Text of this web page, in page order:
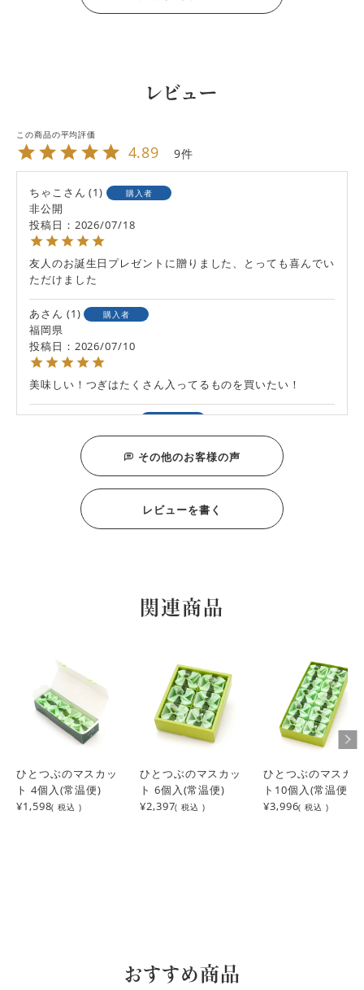
レビュー
4.89 9
ちゃこ 1 購入者
非公開
投稿日
2026/07/18
友人のお誕生日プレゼントに贈りました、とっても喜んでい
ただけました
あ 1 購入者
福岡県
投稿日
2026/07/10
美味しい！つぎはたくさん入ってるものを買いたい！
よーくんママ 1 購入者
2026/05/17
お値段は安くはないですが、マスカットと丁度良い甘さと薄
さの牛脂がマッチして、大変美味しいです。
包みも上品で、高級感が有ります。
1
非公開
投稿日
2023/09/08
久しぶりに食べたが やっぱりひとつぶのマスカットは美味
ゆっち 2 購入者
非公開
その他のお客様の声
レビューを書く
関連商品
ひとつぶのマスカッ
ト 4個入(常温便)
¥1,598( 税込 )
ひとつぶのマスカッ
ト 6個入(常温便)
¥2,397( 税込 )
ひとつぶのマスカ
ト10個入(常温便)
¥3,996( 税込 )
おすすめ商品